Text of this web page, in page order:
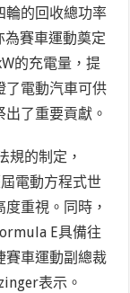
輪的回收總功率
為賽車運動奠定
的充電量，提
了電動汽車可供
了重要貢獻。
規的制定，
電動方程式世
重視。同時，
E具備往
賽車運動副總裁
表示。